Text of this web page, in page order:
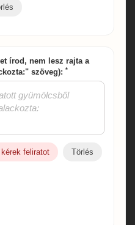
írod, nem lesz rajta a
szöveg): *
kérek feliratot Törlés